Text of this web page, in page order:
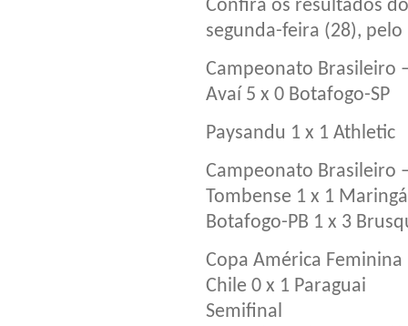
Confira os resultados
segunda-feira (28),
Campeonato Brasileiro
Avaí 5 x 0 Botafogo-SP
Paysandu 1 x 1 Athletic
Campeonato Brasileiro
Tombense 1 x 1 Maringá
Botafogo-PB 1 x 3
Copa América
Chile 0 x 1 Paraguai
Semifinal